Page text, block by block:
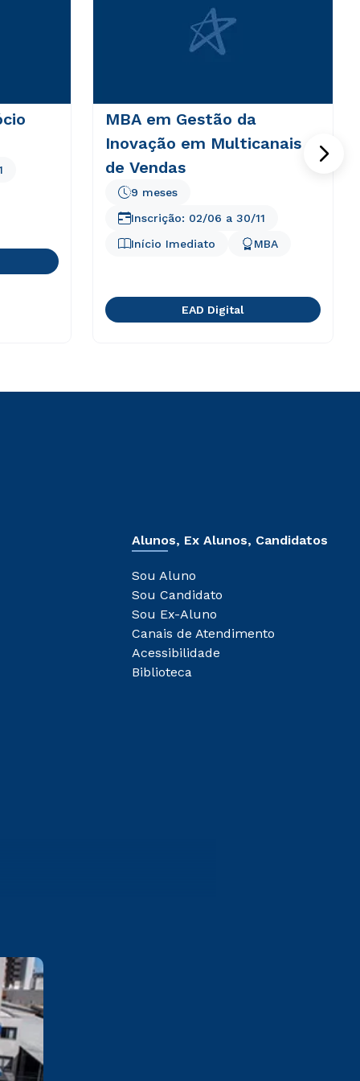
MBA em Gestão da
Inovação em Multicanais
de Vendas
Início Imediato
9 meses
MBA
Inscrição: 02/06 a 30/11
EAD Digital
Alunos, Ex Alunos, Candidatos
Sou Aluno
Sou Candidato
Sou Ex-Aluno
Canais de Atendimento
Acessibilidade
Biblioteca